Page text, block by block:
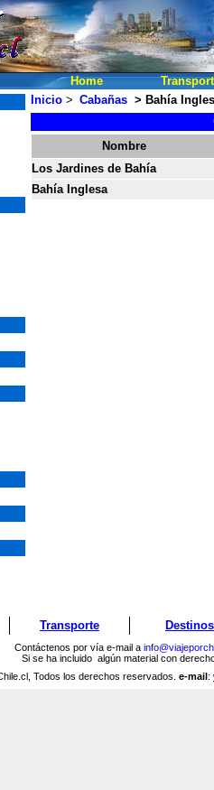
Home
Inicio > Cabañas > Bahía
Nombre
Los Jardines de Bahía
Bahía Inglesa
Transporte Destinos
Contáctenos por vía e-mail a
Si se ha incluido algún material con
Todos los derechos reservados. e-mail: